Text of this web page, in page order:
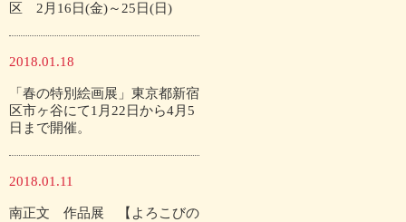
区 2月16日(金)～25日(日)
2018.01.18
「春の特別絵画展」東京都新宿
区市ヶ谷にて1月22日から4月5
日まで開催。
2018.01.11
南正文 作品展 【よろこびの